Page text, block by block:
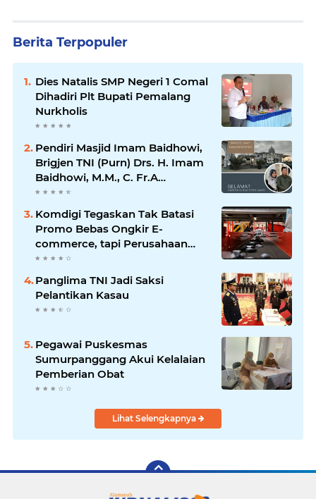
Berita Terpopuler
Dies Natalis SMP Negeri 1 Comal
Dihadiri Plt Bupati Pemalang
Nurkholis
Pendiri Masjid Imam Baidhowi,
Brigjen TNI (Purn) Drs. H. Imam
Baidhowi, M.M., C. Fr.A
Mengucapkan Selamat Idul Fitri
1445 H
Komdigi Tegaskan Tak Batasi
Promo Bebas Ongkir E-
commerce, tapi Perusahaan
Kurir
Panglima TNI Jadi Saksi
Pelantikan Kasau
Pegawai Puskesmas
Sumurpanggang Akui Kelalaian
Pemberian Obat
Lihat Selengkapnya